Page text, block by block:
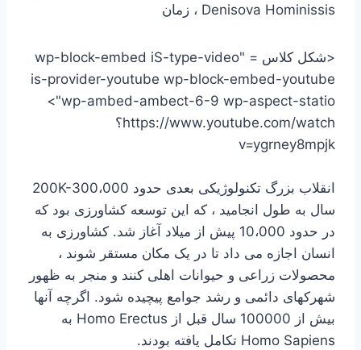
Denisova Hominissis ، زمان
<شکل کلاس = "wp-block-embed iS-type-video
is-provider-youtube wp-block-embed-youtube
wp-ambed-ambect-6-9 wp-aspect-statio">
https://www.youtube.com/watch؟
v=ygrney8mpjk
انقلاب بزرگ تکنولوژیکی بعدی حدود 200K-300،000
سال به طول انجامید ، که این توسعه کشاورزی بود که
در حدود 10،000 پیش از میلاد آغاز شد. کشاورزی به
انسان اجازه می داد تا در یک مکان مستقر شوند ،
محصولات زراعی و حیوانات اهلی کنند و منجر به ظهور
شهرکهای دائمی و رشد جوامع پیچیده شود. اگرچه آنها
بیش از 100000 سال قبل از Homo Erectus به
Homo Sapiens تکامل یافته بودند.